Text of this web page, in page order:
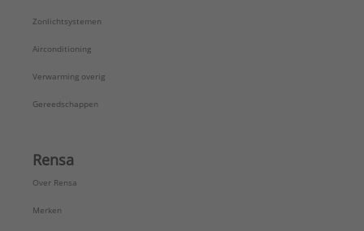
Zonlichtsystemen
Airconditioning
Verwarming overig
Gereedschappen
Rensa
Over Rensa
Merken